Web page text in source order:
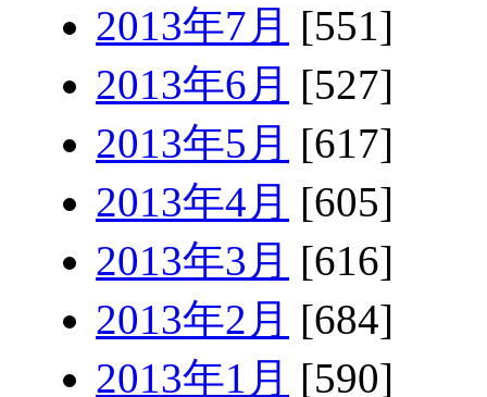
2013年7月 [551]
2013年6月 [527]
2013年5月 [617]
2013年4月 [605]
2013年3月 [616]
2013年2月 [684]
2013年1月 [590]